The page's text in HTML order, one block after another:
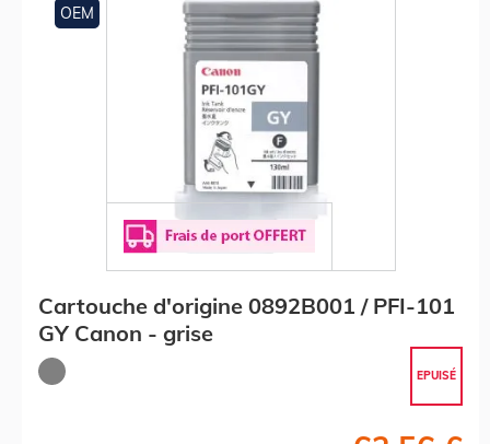
OEM
Cartouche d'origine 0892B001 / PFI-101
GY Canon - grise
EPUISÉ